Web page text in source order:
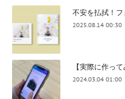
不安を払拭！
2025.08.14 00:30
【実際に作っ
2024.03.04 01:00